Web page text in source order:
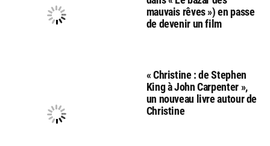
mauvais rêves ») en passe
de devenir un film
« Christine : de Stephen
King à John Carpenter »,
un nouveau livre autour de
Christine